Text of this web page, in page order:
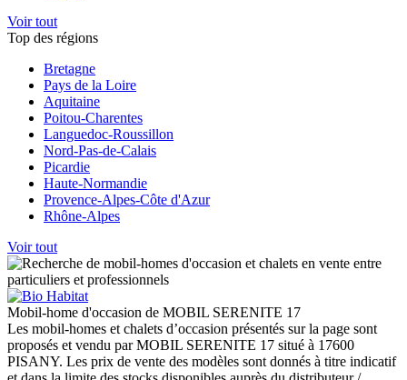
Voir tout
Top des régions
Bretagne
Pays de la Loire
Aquitaine
Poitou-Charentes
Languedoc-Roussillon
Nord-Pas-de-Calais
Picardie
Haute-Normandie
Provence-Alpes-Côte d'Azur
Rhône-Alpes
Voir tout
Mobil-home d'occasion de MOBIL SERENITE 17
Les mobil-homes et chalets d’occasion présentés sur la page sont
proposés et vendu par MOBIL SERENITE 17 situé à 17600
PISANY. Les prix de vente des modèles sont donnés à titre indicatif